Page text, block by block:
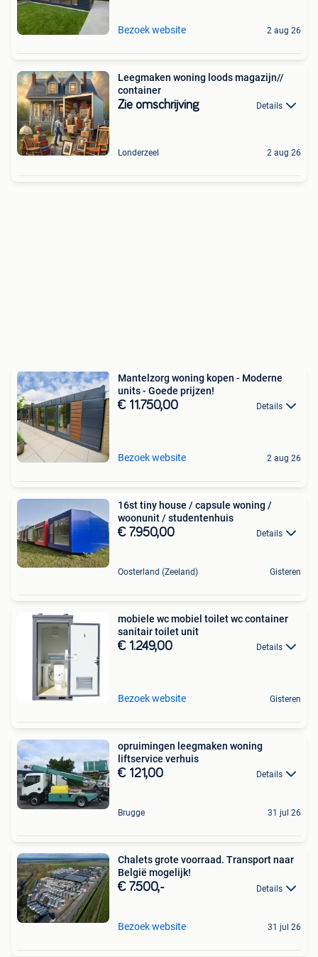
Bezoek website 2 aug 26
Leegmaken woning loods magazijn//
container
Zie omschrijving Details
Londerzeel 2 aug 26
Mantelzorg woning kopen - Moderne
units - Goede prijzen!
€ 11.750,00 Details
Bezoek website 2 aug 26
16st tiny house / capsule woning /
woonunit / studentenhuis
€ 7.950,00 Details
Oosterland (Zeeland) Gisteren
mobiele wc mobiel toilet wc container
sanitair toilet unit
€ 1.249,00 Details
Bezoek website Gisteren
opruimingen leegmaken woning
liftservice verhuis
€ 121,00 Details
Brugge 31 jul 26
Chalets grote voorraad. Transport naar
België mogelijk!
€ 7.500,- Details
Bezoek website 31 jul 26